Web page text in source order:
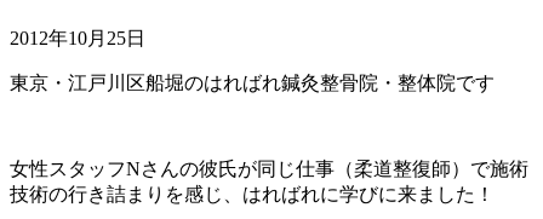
2012年10月25日
東京・江戸川区船堀のはればれ鍼灸整骨院・整体院です
女性スタッフNさんの彼氏が同じ仕事（柔道整復師）で施術
技術の行き詰まりを感じ、はればれに学びに来ました！